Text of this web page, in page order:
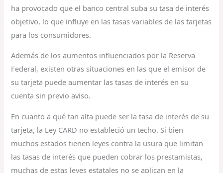
ha provocado que el banco central suba su tasa de interés
objetivo, lo que influye en las tasas variables de las tarjetas
para los consumidores.
Además de los aumentos influenciados por la Reserva
Federal, existen otras situaciones en las que el emisor de
su tarjeta puede aumentar las tasas de interés en su
cuenta sin previo aviso.
En cuanto a qué tan alta puede ser la tasa de interés de su
tarjeta, la Ley CARD no estableció un techo. Si bien
muchos estados tienen leyes contra la usura que limitan
las tasas de interés que pueden cobrar los prestamistas,
muchas de estas leyes estatales no se aplican en la